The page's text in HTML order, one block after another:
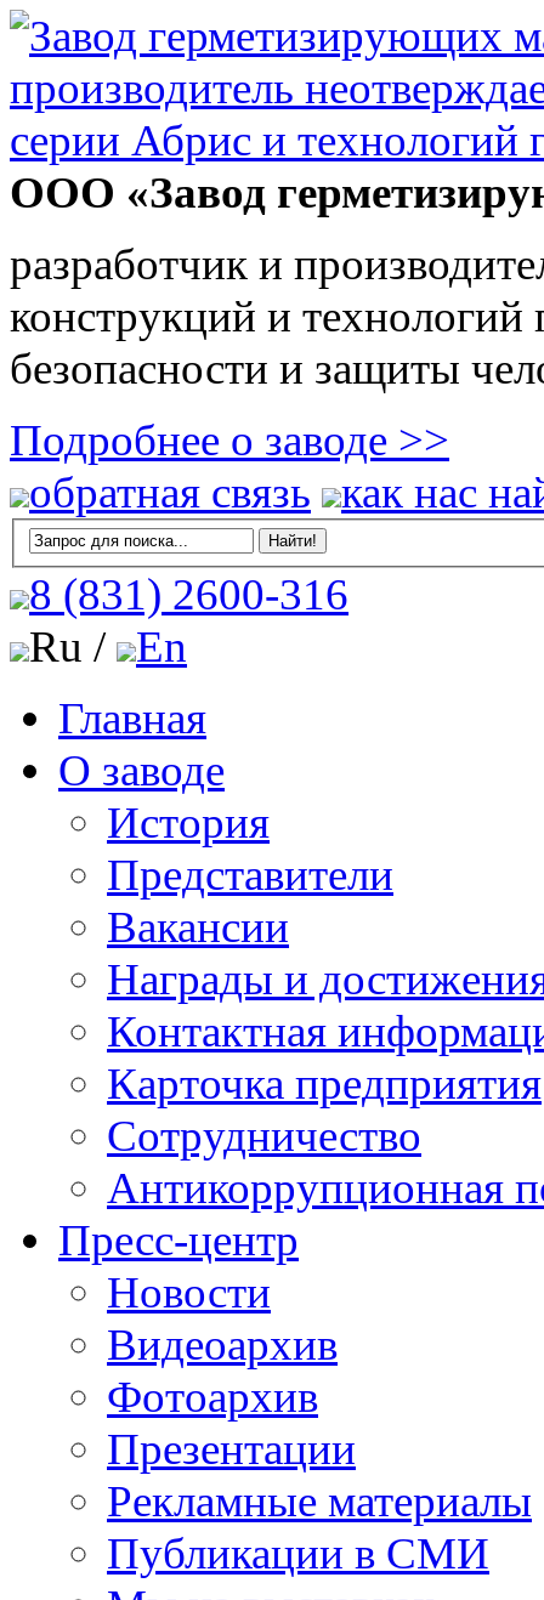
ООО «Завод
разработчик и
конструкций и
безопасности и защиты
Подробнее о заводе >>
обратная связь
как нас
8 (831) 2600-316
Ru /
En
Главная
О заводе
История
Представители
Вакансии
Награды и
Контактная
Карточка предприятия
Сотрудничество
Антикоррупционная
Пресс-центр
Новости
Видеоархив
Фотоархив
Презентации
Рекламные материалы
Публикации в СМИ